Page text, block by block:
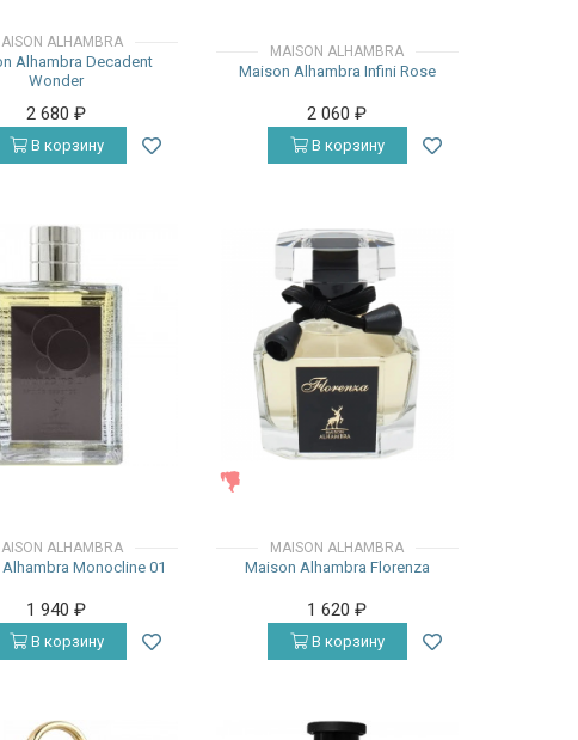
ALHAMBRA
Alhambra Decadent
Wonder
2 680₽
В корзину
MAISON ALHAMBRA
Maison Alhambra Infini Rose
2 060₽
В корзину
ALHAMBRA
Monocline 01
1 940₽
В корзину
MAISON ALHAMBRA
Maison Alhambra Florenza
1 620₽
В корзину